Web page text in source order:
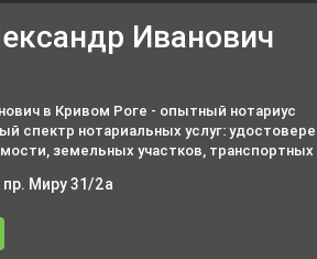
Иванович
в Кривом Роге - опытный нотариус
спектр нотариальных услуг:
земельных участков,
имущества (договор ипотеки).
пр. Миру 31/2а